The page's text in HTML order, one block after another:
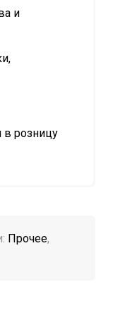
и
в розницу
Прочее,